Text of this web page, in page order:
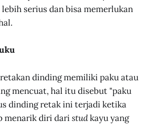
serius dan bisa memerlukan
dinding memiliki paku atau
mencuat, hal itu disebut "paku
dinding retak ini terjadi ketika
menarik diri daristudkayu yang